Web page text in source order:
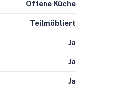
Offene Küche
Teilmöbliert
Ja
Ja
Ja